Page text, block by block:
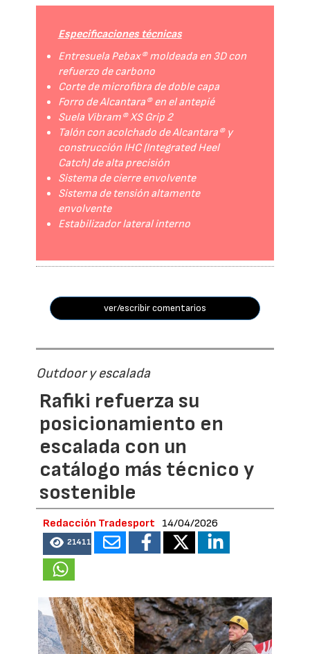
Especificaciones técnicas
Entresuela Pebax® moldeada en 3D con
refuerzo de carbono
Corte de microfibra de doble capa
Forro de Alcantara® en el antepié
Suela Vibram® XS Grip 2
Talón con acolchado de Alcantara® y
construcción IHC (Integrated Heel
Catch) de alta precisión
Sistema de cierre envolvente
Sistema de tensión altamente
envolvente
Estabilizador lateral interno
ver/escribir comentarios
Outdoor y escalada
Rafiki refuerza su
posicionamiento en
escalada con un
catálogo más técnico y
sostenible
Redacción Tradesport 14/04/2026
21411